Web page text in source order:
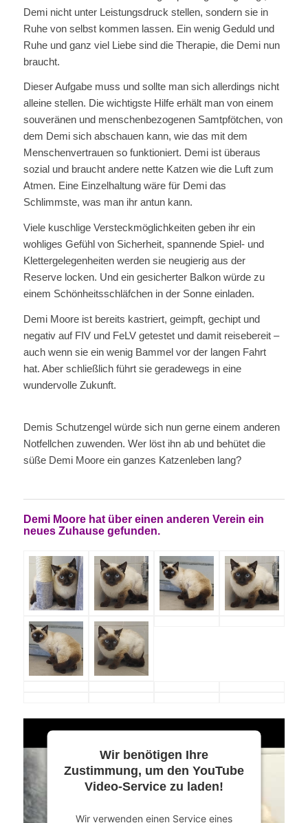
Demi nicht unter Leistungsdruck stellen, sondern sie in
Ruhe von selbst kommen lassen. Ein wenig Geduld und
Ruhe und ganz viel Liebe sind die Therapie, die Demi nun
braucht.
Dieser Aufgabe muss und sollte man sich allerdings nicht
alleine stellen. Die wichtigste Hilfe erhält man von einem
souveränen und menschenbezogenen Samtpfötchen, von
dem Demi sich abschauen kann, wie das mit dem
Menschenvertrauen so funktioniert. Demi ist überaus
sozial und braucht andere nette Katzen wie die Luft zum
Atmen. Eine Einzelhaltung wäre für Demi das
Schlimmste, was man ihr antun kann.
Viele kuschlige Versteckmöglichkeiten geben ihr ein
wohliges Gefühl von Sicherheit, spannende Spiel- und
Klettergelegenheiten werden sie neugierig aus der
Reserve locken. Und ein gesicherter Balkon würde zu
einem Schönheitsschläfchen in der Sonne einladen.
Demi Moore ist bereits kastriert, geimpft, gechipt und
negativ auf FIV und FeLV getestet und damit reisebereit –
auch wenn sie ein wenig Bammel vor der langen Fahrt
hat. Aber schließlich führt sie geradewegs in eine
wundervolle Zukunft.
Demis Schutzengel würde sich nun gerne einem anderen
Notfellchen zuwenden. Wer löst ihn ab und behütet die
süße Demi Moore ein ganzes Katzenleben lang?
Demi Moore hat über einen anderen Verein ein
neues Zuhause gefunden.
Wir benötigen Ihre
Zustimmung, um den YouTube
Video-Service zu laden!
Wir verwenden einen Service eines